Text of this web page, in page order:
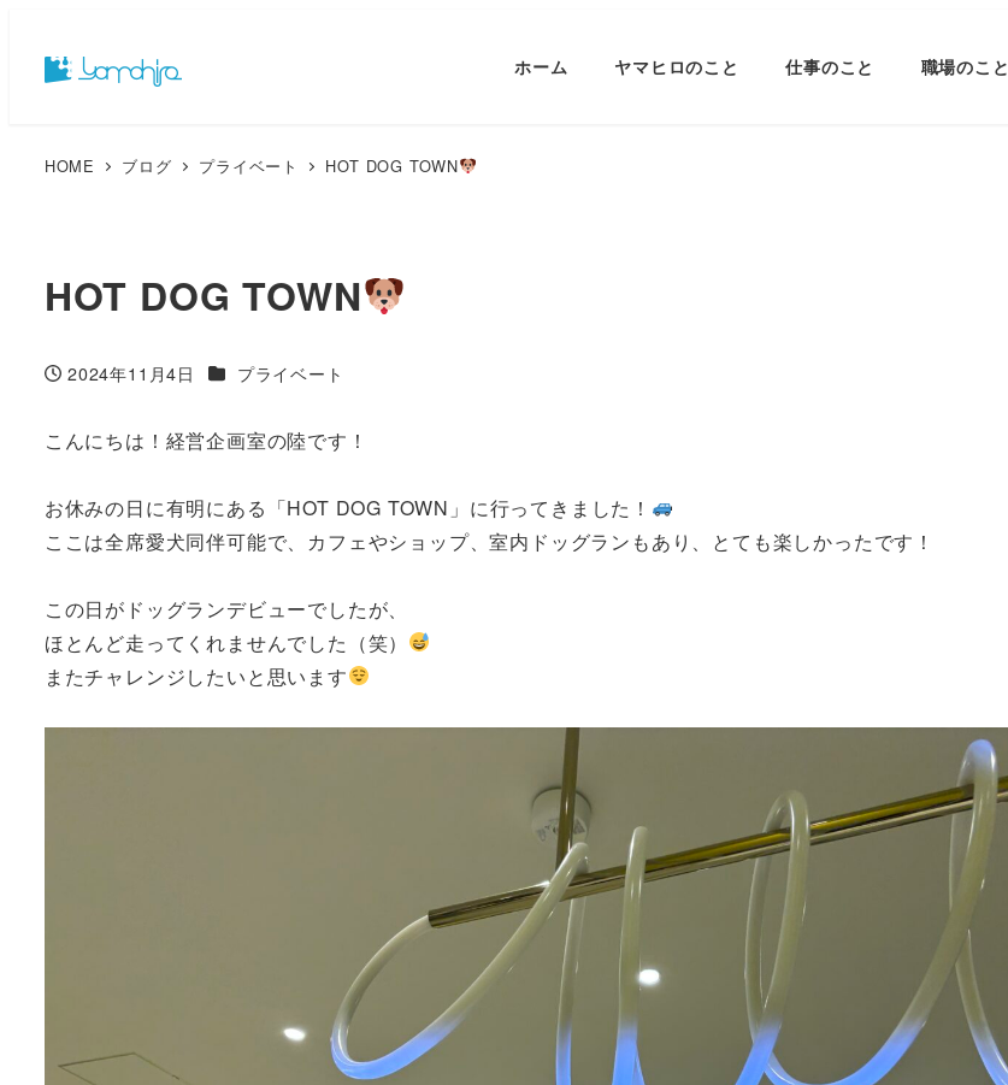
ホーム ヤマヒロのこと 仕事のこと 職場のこと
HOME ブログ プライベート HOT DOG TOWN
HOT DOG TOWN
投稿日
2024年11月4日 カテゴリー
プライベート
こんにちは！経営企画室の陸です！
お休みの日に有明にある「HOT DOG TOWN」に行ってきました！
ここは全席愛犬同伴可能で、カフェやショップ、室内ドッグランもあり、とても楽しかったです！
この日がドッグランデビューでしたが、
ほとんど走ってくれませんでした（笑）
またチャレンジしたいと思います